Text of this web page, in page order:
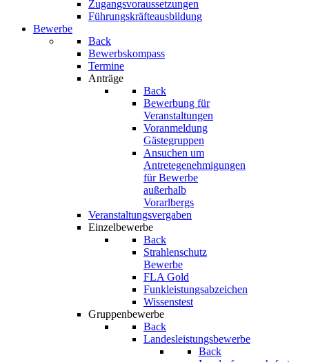
Zugangsvoraussetzungen
Führungskräfteausbildung
Bewerbe
Back
Bewerbskompass
Termine
Anträge
Back
Bewerbung für
Veranstaltungen
Voranmeldung
Gästegruppen
Ansuchen um
Antretegenehmigungen
für Bewerbe
außerhalb
Vorarlbergs
Veranstaltungsvergaben
Einzelbewerbe
Back
Strahlenschutz
Bewerbe
FLA Gold
Funkleistungsabzeichen
Wissenstest
Gruppenbewerbe
Back
Landesleistungsbewerbe
Back